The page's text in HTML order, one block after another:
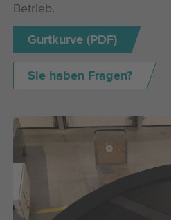
Betrieb.
Gurtkurve (PDF)
Sie haben Fragen?